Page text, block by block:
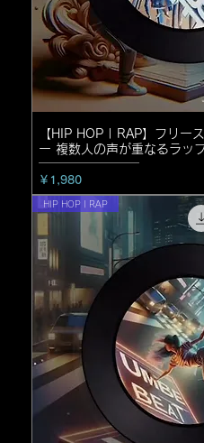
【HIP HOP | RAP】フリー
ー 複数人の声が重なるラッ
価格
￥1,980
HIP HOP | RAP